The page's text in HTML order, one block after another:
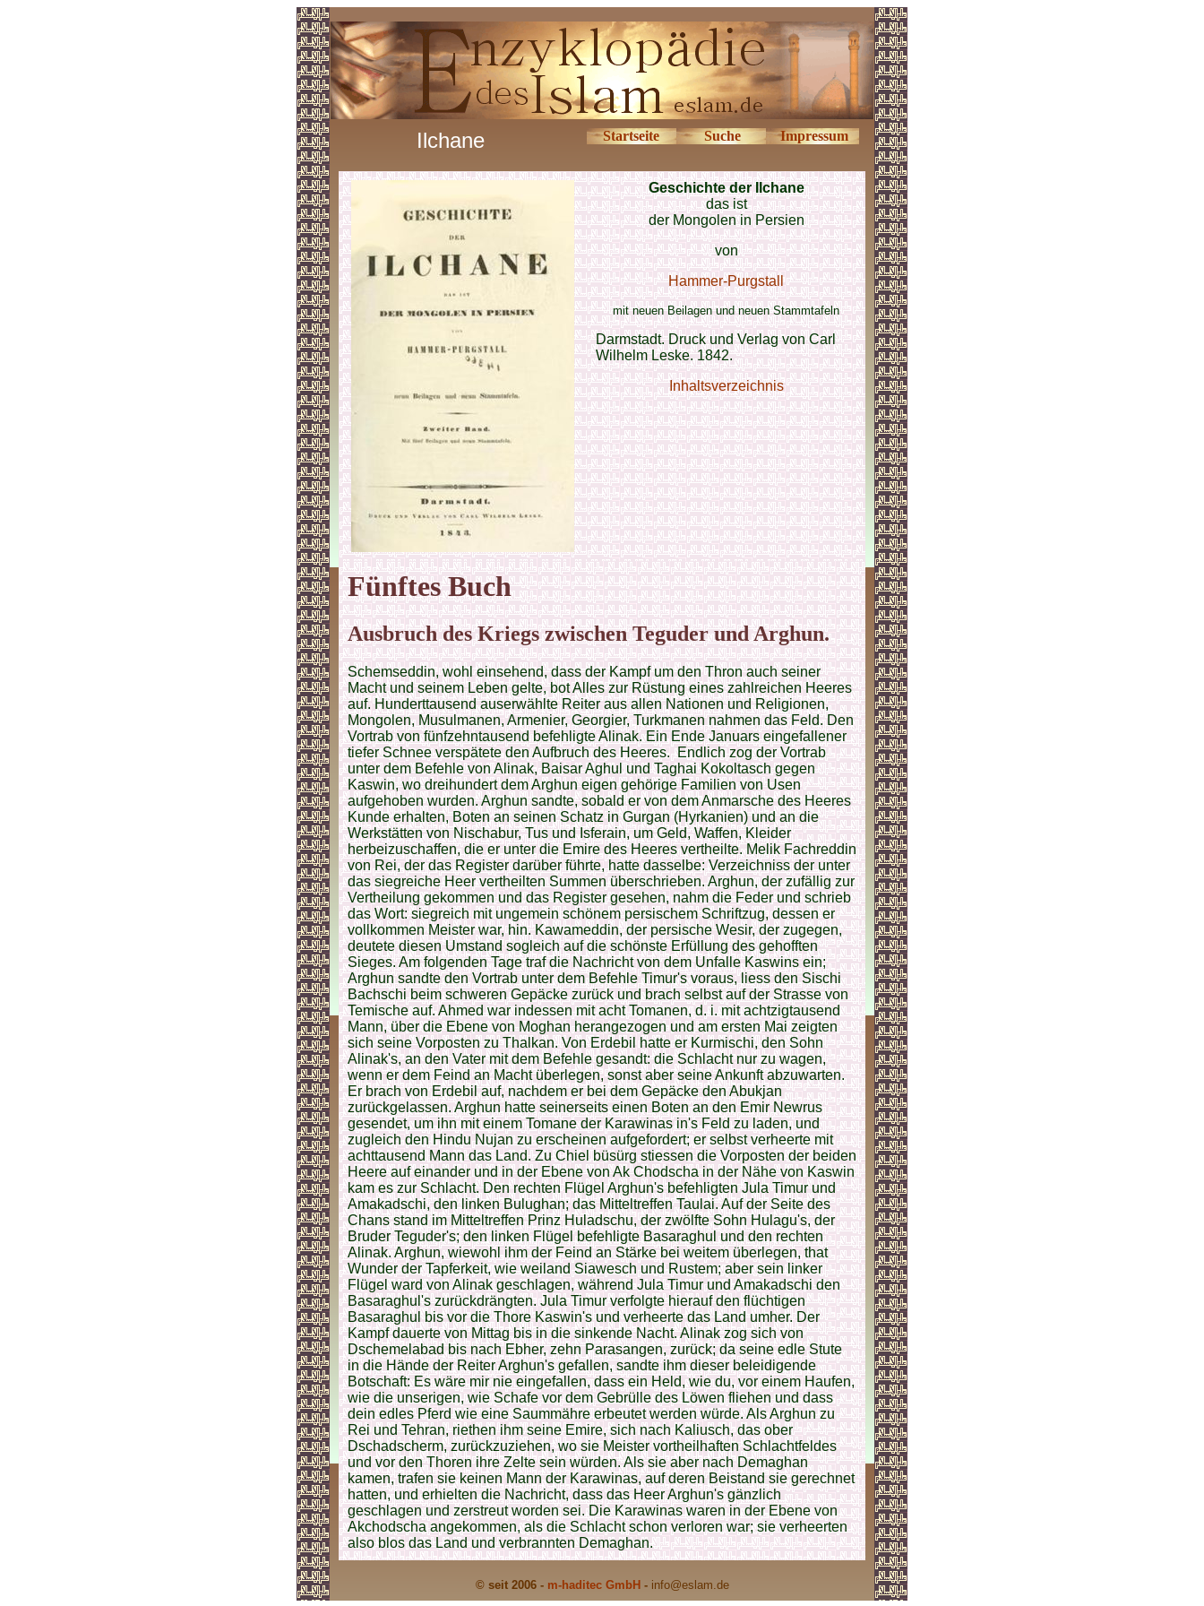
Ilchane Startseite Suche Impressum
Geschichte der Ilchane
das ist
der Mongolen in Persien
von
Hammer-Purgstall
mit neuen Beilagen und neuen Stammtafeln
Darmstadt. Druck und Verlag von Carl
Wilhelm Leske. 1842.
Inhaltsverzeichnis
Fünftes Buch
Ausbruch des Kriegs zwischen Teguder und Arghun.
Schemseddin, wohl einsehend, dass der Kampf um den Thron auch seiner
Macht und seinem Leben gelte, bot Alles zur Rüstung eines zahlreichen Heeres
auf. Hunderttausend auserwählte Reiter aus allen Nationen und Religionen,
Mongolen, Musulmanen, Armenier, Georgier, Turkmanen nahmen das Feld. Den
Vortrab von fünfzehntausend befehligte Alinak. Ein Ende Januars eingefallener
tiefer Schnee verspätete den Aufbruch des Heeres. Endlich zog der Vortrab
unter dem Befehle von Alinak, Baisar Aghul und Taghai Kokoltasch gegen
Kaswin, wo dreihundert dem Arghun eigen gehörige Familien von Usen
aufgehoben wurden. Arghun sandte, sobald er von dem Anmarsche des Heeres
Kunde erhalten, Boten an seinen Schatz in Gurgan (Hyrkanien) und an die
Werkstätten von Nischabur, Tus und Isferain, um Geld, Waffen, Kleider
herbeizuschaffen, die er unter die Emire des Heeres vertheilte. Melik Fachreddin
von Rei, der das Register darüber führte, hatte dasselbe: Verzeichniss der unter
das siegreiche Heer vertheilten Summen überschrieben. Arghun, der zufällig zur
Vertheilung gekommen und das Register gesehen, nahm die Feder und schrieb
das Wort: siegreich mit ungemein schönem persischem Schriftzug, dessen er
vollkommen Meister war, hin. Kawameddin, der persische Wesir, der zugegen,
deutete diesen Umstand sogleich auf die schönste Erfüllung des gehofften
Sieges. Am folgenden Tage traf die Nachricht von dem Unfalle Kaswins ein;
Arghun sandte den Vortrab unter dem Befehle Timur's voraus, liess den Sischi
Bachschi beim schweren Gepäcke zurück und brach selbst auf der Strasse von
Temische auf. Ahmed war indessen mit acht Tomanen, d. i. mit achtzigtausend
Mann, über die Ebene von Moghan herangezogen und am ersten Mai zeigten
sich seine Vorposten zu Thalkan. Von Erdebil hatte er Kurmischi, den Sohn
Alinak's, an den Vater mit dem Befehle gesandt: die Schlacht nur zu wagen,
wenn er dem Feind an Macht überlegen, sonst aber seine Ankunft abzuwarten.
Er brach von Erdebil auf, nachdem er bei dem Gepäcke den Abukjan
zurückgelassen. Arghun hatte seinerseits einen Boten an den Emir Newrus
gesendet, um ihn mit einem Tomane der Karawinas in's Feld zu laden, und
zugleich den Hindu Nujan zu erscheinen aufgefordert; er selbst verheerte mit
achttausend Mann das Land. Zu Chiel büsürg stiessen die Vorposten der beiden
Heere auf einander und in der Ebene von Ak Chodscha in der Nähe von Kaswin
kam es zur Schlacht. Den rechten Flügel Arghun's befehligten Jula Timur und
Amakadschi, den linken Bulughan; das Mitteltreffen Taulai. Auf der Seite des
Chans stand im Mitteltreffen Prinz Huladschu, der zwölfte Sohn Hulagu's, der
Bruder Teguder's; den linken Flügel befehligte Basaraghul und den rechten
Alinak. Arghun, wiewohl ihm der Feind an Stärke bei weitem überlegen, that
Wunder der Tapferkeit, wie weiland Siawesch und Rustem; aber sein linker
Flügel ward von Alinak geschlagen, während Jula Timur und Amakadschi den
Basaraghul's zurückdrängten. Jula Timur verfolgte hierauf den flüchtigen
Basaraghul bis vor die Thore Kaswin's und verheerte das Land umher. Der
Kampf dauerte von Mittag bis in die sinkende Nacht. Alinak zog sich von
Dschemelabad bis nach Ebher, zehn Parasangen, zurück; da seine edle Stute
in die Hände der Reiter Arghun's gefallen, sandte ihm dieser beleidigende
Botschaft: Es wäre mir nie eingefallen, dass ein Held, wie du, vor einem Haufen,
wie die unserigen, wie Schafe vor dem Gebrülle des Löwen fliehen und dass
dein edles Pferd wie eine Saummähre erbeutet werden würde. Als Arghun zu
Rei und Tehran, riethen ihm seine Emire, sich nach Kaliusch, das ober
Dschadscherm, zurückzuziehen, wo sie Meister vortheilhaften Schlachtfeldes
und vor den Thoren ihre Zelte sein würden. Als sie aber nach Demaghan
kamen, trafen sie keinen Mann der Karawinas, auf deren Beistand sie gerechnet
hatten, und erhielten die Nachricht, dass das Heer Arghun's gänzlich
geschlagen und zerstreut worden sei. Die Karawinas waren in der Ebene von
Akchodscha angekommen, als die Schlacht schon verloren war; sie verheerten
also blos das Land und verbrannten Demaghan.
© seit 2006 - m-haditec GmbH - info@eslam.de